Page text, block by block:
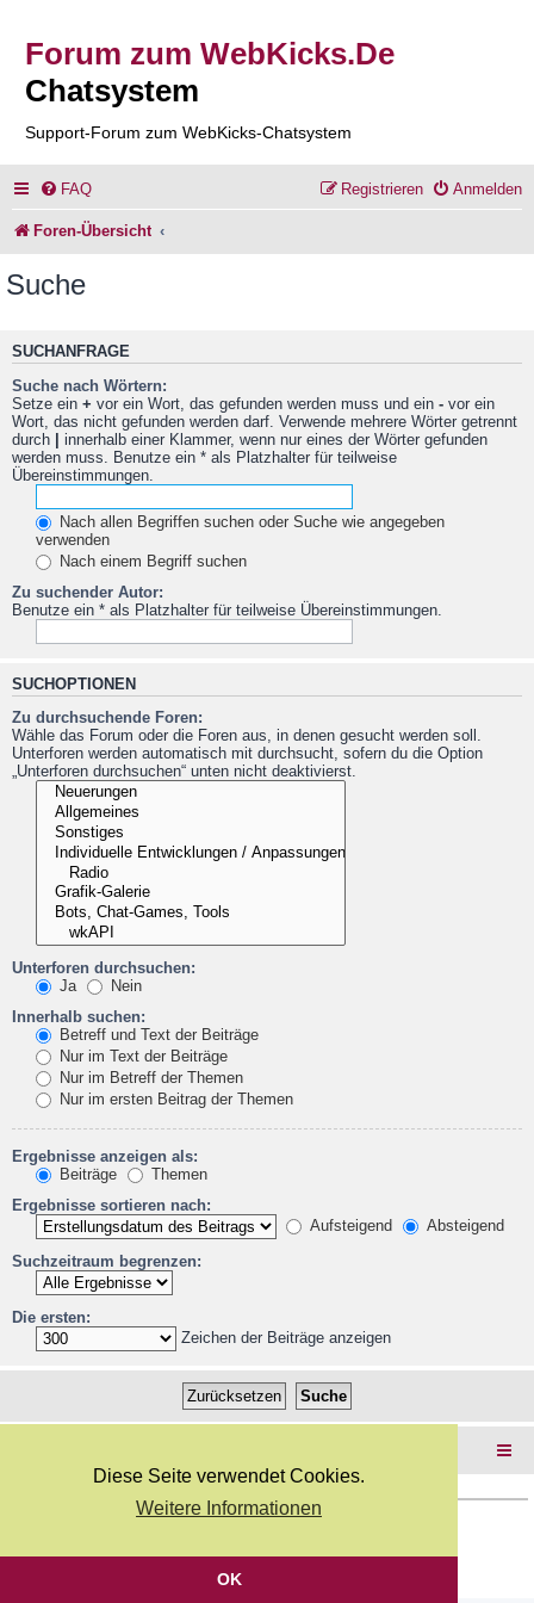
Diese Seite verwendet Cookies.
Weitere Informationen
OK
Forum zum WebKicks.De
Chatsystem
Support-Forum zum WebKicks-Chatsystem
FAQ Anmelden
Registrieren
Foren-Übersicht
Suche
SUCHANFRAGE
Suche nach Wörtern:
Setze ein + vor ein Wort, das gefunden werden muss und ein - vor ein
Wort, das nicht gefunden werden darf. Verwende mehrere Wörter getrennt
durch | innerhalb einer Klammer, wenn nur eines der Wörter gefunden
werden muss. Benutze ein * als Platzhalter für teilweise
Übereinstimmungen.
Nach allen Begriffen suchen oder Suche wie angegeben
verwenden
Nach einem Begriff suchen
Zu suchender Autor:
Benutze ein * als Platzhalter für teilweise Übereinstimmungen.
SUCHOPTIONEN
Zu durchsuchende Foren:
Wähle das Forum oder die Foren aus, in denen gesucht werden soll.
Unterforen werden automatisch mit durchsucht, sofern du die Option
„Unterforen durchsuchen“ unten nicht deaktivierst.
Unterforen durchsuchen:
Ja
Nein
Innerhalb suchen:
Betreff und Text der Beiträge
Nur im Text der Beiträge
Nur im Betreff der Themen
Nur im ersten Beitrag der Themen
Ergebnisse anzeigen als:
Beiträge
Themen
Ergebnisse sortieren nach:
Aufsteigend
Absteigend
Suchzeitraum begrenzen:
Die ersten:
Zeichen der Beiträge anzeigen
Deutsche Übersetzung durchphpBB.de